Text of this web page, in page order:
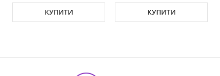
КУПИТИ КУПИТИ